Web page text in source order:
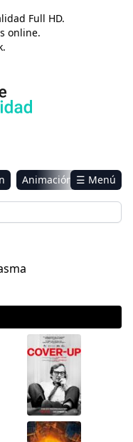
Full HD.
online.
Animación
Drama
☰ Menú
claustrofóbico